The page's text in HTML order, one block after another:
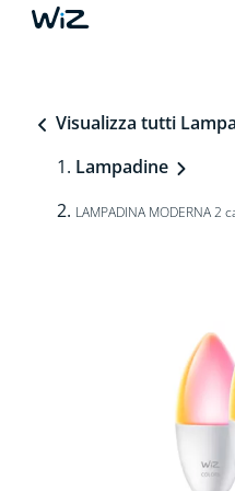
Visualizza tutti
Lampadine
LAMPADINA MODERNA 2